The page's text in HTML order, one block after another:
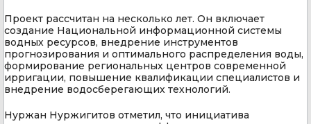
Проект рассчитан на несколько лет. Он включает
создание Национальной информационной системы
водных ресурсов, внедрение инструментов
прогнозирования и оптимального распределения воды,
формирование региональных центров современной
ирригации, повышение квалификации специалистов и
внедрение водосберегающих технологий.
Нуржан Нуржигитов отметил, что инициатива